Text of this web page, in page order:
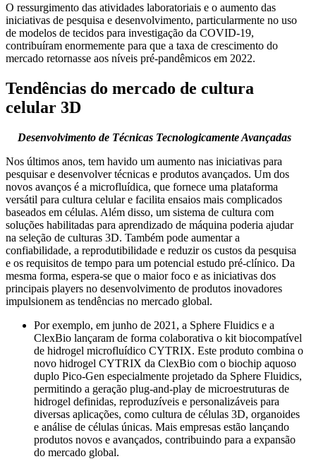
O ressurgimento das atividades laboratoriais e o aumento das
iniciativas de pesquisa e desenvolvimento, particularmente no uso
de modelos de tecidos para investigação da COVID-19,
contribuíram enormemente para que a taxa de crescimento do
mercado retornasse aos níveis pré-pandêmicos em 2022.
Tendências do mercado de cultura
celular 3D
Desenvolvimento de Técnicas Tecnologicamente Avançadas
Nos últimos anos, tem havido um aumento nas iniciativas para
pesquisar e desenvolver técnicas e produtos avançados. Um dos
novos avanços é a microfluídica, que fornece uma plataforma
versátil para cultura celular e facilita ensaios mais complicados
baseados em células. Além disso, um sistema de cultura com
soluções habilitadas para aprendizado de máquina poderia ajudar
na seleção de culturas 3D. Também pode aumentar a
confiabilidade, a reprodutibilidade e reduzir os custos da pesquisa
e os requisitos de tempo para um potencial estudo pré-clínico. Da
mesma forma, espera-se que o maior foco e as iniciativas dos
principais players no desenvolvimento de produtos inovadores
impulsionem as tendências no mercado global.
Por exemplo, em junho de 2021, a Sphere Fluidics e a
ClexBio lançaram de forma colaborativa o kit biocompatível
de hidrogel microfluídico CYTRIX. Este produto combina o
novo hidrogel CYTRIX da ClexBio com o biochip aquoso
duplo Pico-Gen especialmente projetado da Sphere Fluidics,
permitindo a geração plug-and-play de microestruturas de
hidrogel definidas, reproduzíveis e personalizáveis ​​para
diversas aplicações, como cultura de células 3D, organoides
e análise de células únicas. Mais empresas estão lançando
produtos novos e avançados, contribuindo para a expansão
do mercado global.